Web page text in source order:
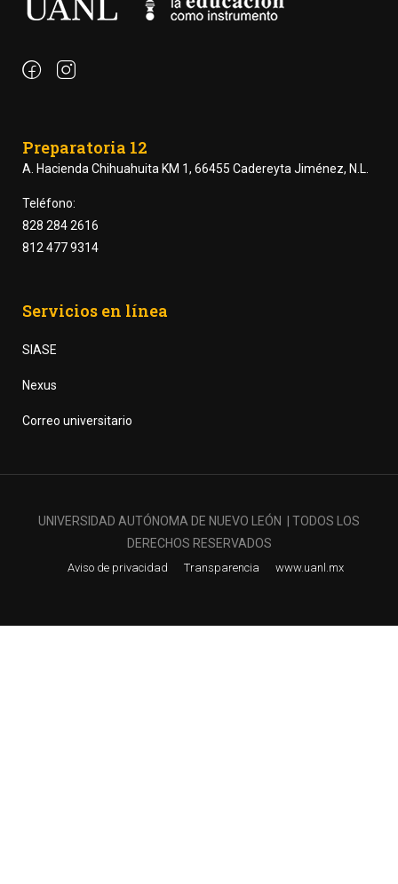
Preparatoria 12
A. Hacienda Chihuahuita KM 1, 66455 Cadereyta Jiménez, N.L.
Teléfono:
828 284 2616
812 477 9314
Servicios en línea
SIASE
Nexus
Correo universitario
UNIVERSIDAD AUTÓNOMA DE NUEVO LEÓN | TODOS LOS
DERECHOS RESERVADOS
Aviso de privacidad Transparencia www.uanl.mx